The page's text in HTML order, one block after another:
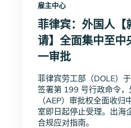
雇主中心
菲律宾：外国人【
请】全面集中至中
一审批
菲律宾劳工部（DOLE）
签署第 199 号行政命令
（AEP）审批权全面收归
室即日起停止受理。出海
合规应对指南。